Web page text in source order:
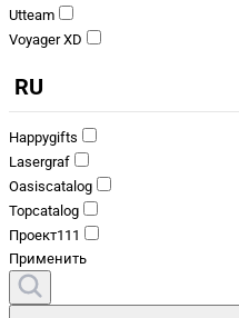
Utteam
Voyager XD
RU
Happygifts
Lasergraf
Oasiscatalog
Topcatalog
Проект111
Применить